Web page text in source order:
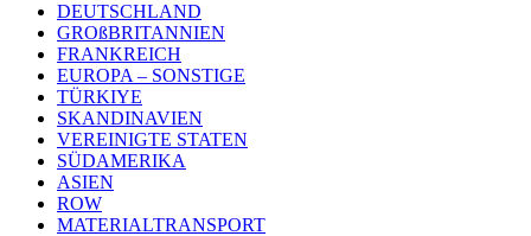
DEUTSCHLAND
GROßBRITANNIEN
FRANKREICH
EUROPA – SONSTIGE
TÜRKIYE
SKANDINAVIEN
VEREINIGTE STATEN
SÜDAMERIKA
ASIEN
ROW
MATERIALTRANSPORT